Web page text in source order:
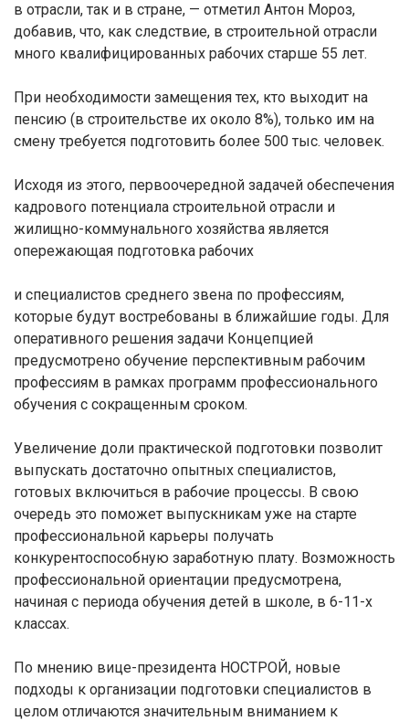
в отрасли, так и в стране, — отметил Антон Мороз,
добавив, что, как следствие, в строительной отрасли
много квалифицированных рабочих старше 55 лет.
При необходимости замещения тех, кто выходит на
пенсию (в строительстве их около 8%), только им на
смену требуется подготовить более 500 тыс. человек.
Исходя из этого, первоочередной задачей обеспечения
кадрового потенциала строительной отрасли и
жилищно-коммунального хозяйства является
опережающая подготовка рабочих
и специалистов среднего звена по профессиям,
которые будут востребованы в ближайшие годы. Для
оперативного решения задачи Концепцией
предусмотрено обучение перспективным рабочим
профессиям в рамках программ профессионального
обучения с сокращенным сроком.
Увеличение доли практической подготовки позволит
выпускать достаточно опытных специалистов,
готовых включиться в рабочие процессы. В свою
очередь это поможет выпускникам уже на старте
профессиональной карьеры получать
конкурентоспособную заработную плату. Возможность
профессиональной ориентации предусмотрена,
начиная с периода обучения детей в школе, в 6-11-х
классах.
По мнению вице-президента НОСТРОЙ, новые
подходы к организации подготовки специалистов в
целом отличаются значительным вниманием к